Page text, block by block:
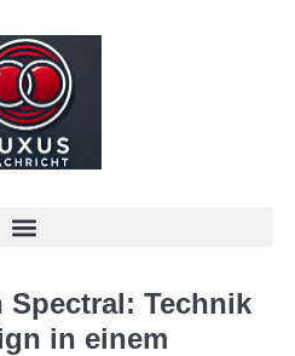
Spectral: Technik
in einem